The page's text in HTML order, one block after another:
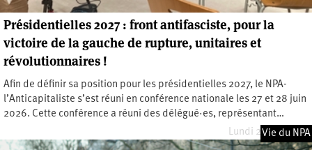
Présidentielles 2027 : front antifasciste, pour la
victoire de la gauche de rupture, unitaires et
révolutionnaires !
Afin de définir sa position pour les présidentielles 2027, le NPA-
l’Anticapitaliste s’est réuni en conférence nationale les 27 et 28 juin
2026. Cette conférence a réuni des délégué·es, représentant…
Lundi 29 juin 2026
Vie du NPA